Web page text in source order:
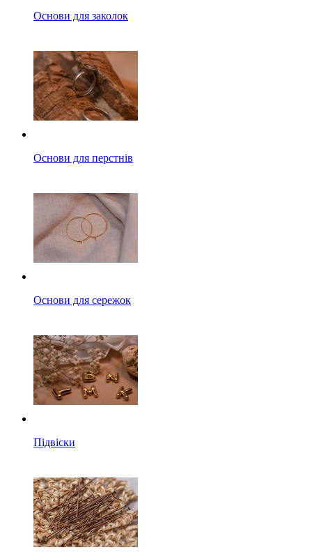
Основи для заколок
Основи для перстнів
Основи для сережок
Підвіски